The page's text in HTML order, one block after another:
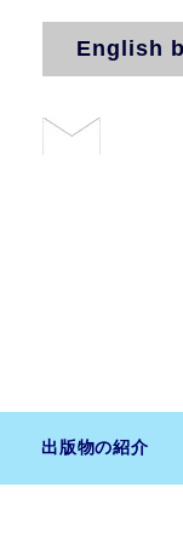
English
出版物の紹介